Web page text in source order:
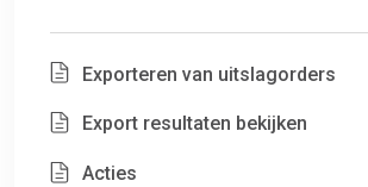
Exporteren van uitslagorders
Export resultaten bekijken
Acties